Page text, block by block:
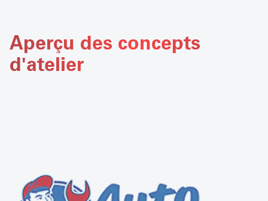
Aperçu des concepts
d'atelier